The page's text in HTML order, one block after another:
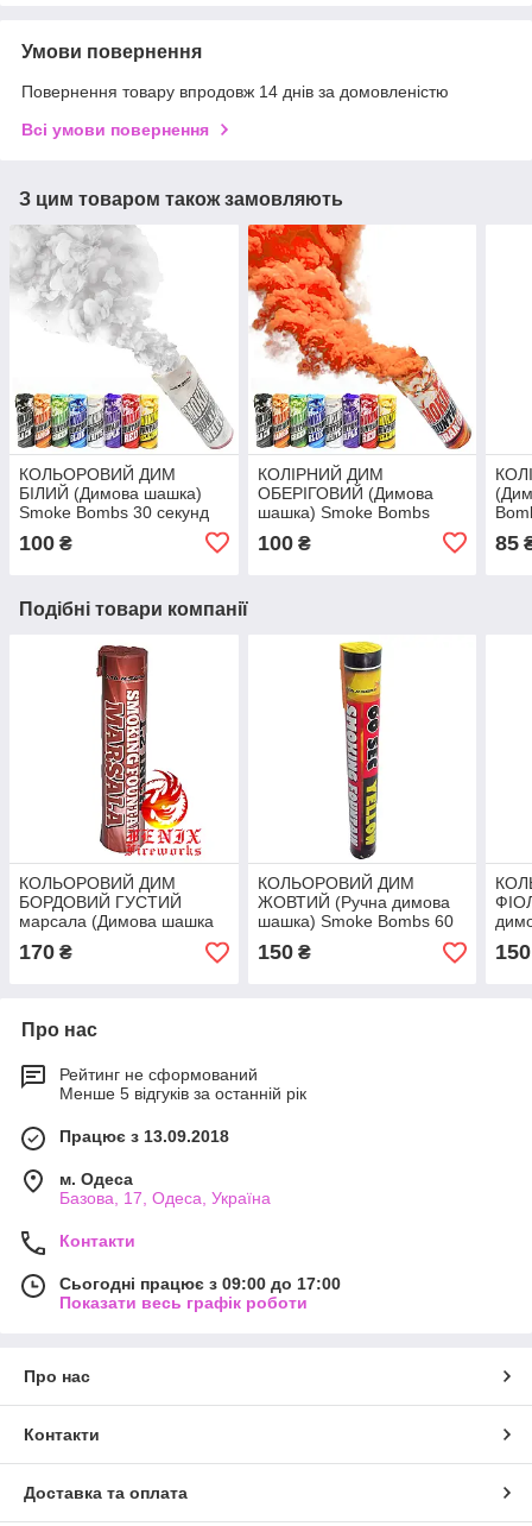
Умови повернення
Повернення товару впродовж 14 днів за домовленістю
Всі умови повернення
З цим товаром також замовляють
КОЛЬОРОВИЙ ДИМ
БІЛИЙ (Димова шашка)
Smoke Bombs 30 секунд
100 ₴
КОЛІРНИЙ ДИМ
ОБЕРІГОВИЙ (Димова
шашка) Smoke Bombs
100₴ 85
Подібні товари компанії
КОЛЬОРОВИЙ ДИМ
БОРДОВИЙ ГУСТИЙ
марсала (Димова шашка
професійна) Smoke
Bombs 60 секунд
170 ₴
КОЛЬОРОВИЙ ДИМ
ЖОВТИЙ (Ручна димова
шашка) Smoke Bombs 60
секунд MA0512/Y
150₴ 150
Про нас
Рейтинг не сформований
Менше 5 відгуків за останній рік
Працює з 13.09.2018
м. Одеса
Базова, 17, Одеса, Україна
Контакти
Сьогодні працює з 09:00 до 17:00
Показати весь графік роботи
Про нас
Контакти
Доставка та оплата